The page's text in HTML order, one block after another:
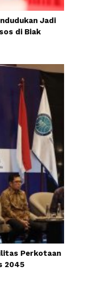
Jadi
di Biak
Perkotaan
2045